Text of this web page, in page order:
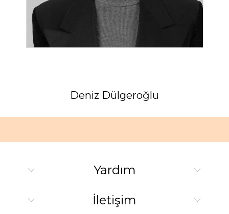
Deniz Dülgeroğlu
Yardım
İletişim